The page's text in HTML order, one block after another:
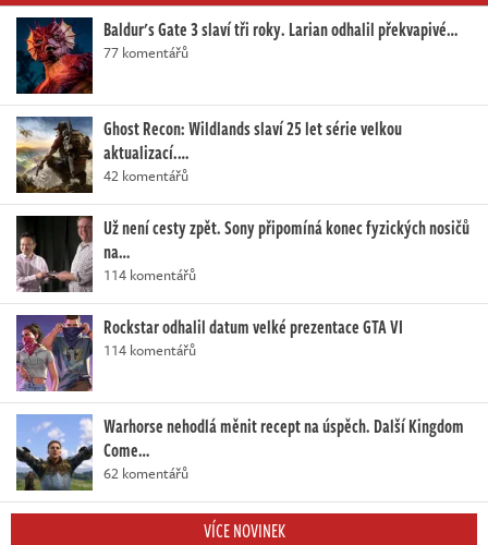
Baldur's Gate 3 slaví tři roky. Larian odhalil překvapivé…
77 komentářů
Ghost Recon: Wildlands slaví 25 let série velkou
aktualizací.…
42 komentářů
Už není cesty zpět. Sony připomíná konec fyzických nosičů
na…
114 komentářů
Rockstar odhalil datum velké prezentace GTA VI
114 komentářů
Warhorse nehodlá měnit recept na úspěch. Další Kingdom
Come…
62 komentářů
VÍCE NOVINEK